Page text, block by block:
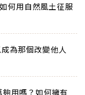
何用自然風土征服
為那個改變他人
用嗎？如何擁有